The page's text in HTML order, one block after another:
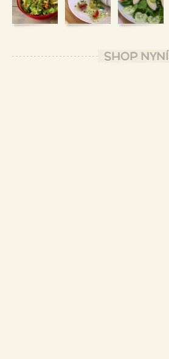
SHOP NYNÍ